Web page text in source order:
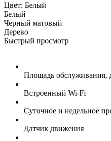
Цвет: Белый
Белый
Черный матовый
Дерево
Быстрый просмотр
Площадь обслуживания,
Встроенный Wi-Fi
Суточное и недельное
Датчик движения